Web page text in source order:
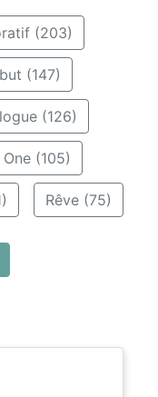
(203)
(147)
(126)
One (105)
Rêve (75)